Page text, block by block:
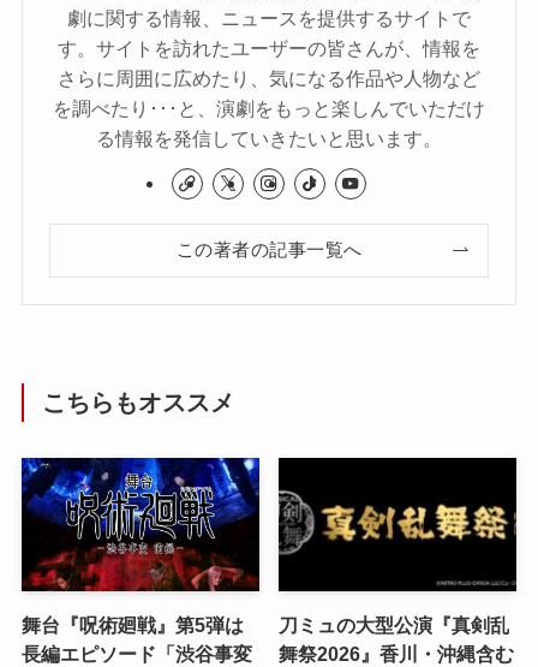
劇に関する情報、ニュースを提供するサイトで
す。サイトを訪れたユーザーの皆さんが、情報を
さらに周囲に広めたり、気になる作品や人物など
を調べたり･･･と、演劇をもっと楽しんでいただけ
る情報を発信していきたいと思います。
この著者の記事一覧へ
こちらもオススメ
舞台『呪術廻戦』第5弾は
長編エピソード「渋谷事変
刀ミュの大型公演『真剣乱
舞祭2026』香川・沖縄含む